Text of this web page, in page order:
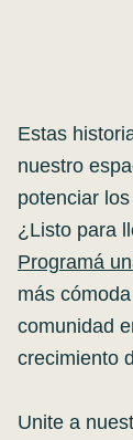
Estas
nuestro
potenciar
¿Listo para
Programá
más
comunidad
crecimiento
Unite a